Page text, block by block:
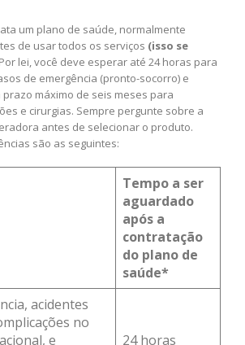
um plano de saúde, normalmente
de usar todos os serviços (isso se
lei, você deve esperar até 24 horas para
de emergência (pronto-socorro) e
máximo de seis meses para
e cirurgias. Sempre pergunte sobre a
antes de selecionar o produto.
são as seguintes:
Tempo a ser
aguardado
após a
contratação
do plano de
saúde*
acidentes
no
e
24 horas